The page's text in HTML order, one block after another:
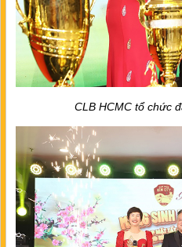
CLB HCMC tổ chức